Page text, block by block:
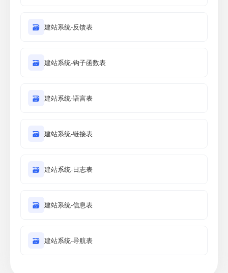
🗃 建站系统-反馈表
🗃 建站系统-钩子函数表
🗃 建站系统-语言表
🗃 建站系统-链接表
🗃 建站系统-日志表
🗃 建站系统-信息表
🗃 建站系统-导航表